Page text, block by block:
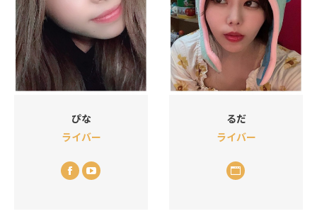
ぴな
ライバー
Facebook
YouTube
るだ
ライバー
个